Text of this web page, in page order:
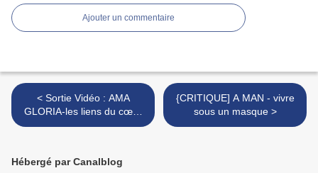
Ajouter un commentaire
< Sortie Vidéo : AMA
GLORIA-les liens du cœur
plus fort que les liens du
{CRITIQUE] A MAN - vivre
sous un masque >
Hébergé par Canalblog